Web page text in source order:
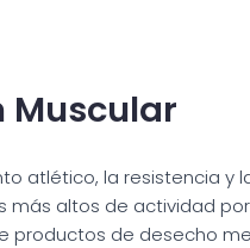
Muscular
atlético, la resistencia
más altos de actividad
productos de desecho